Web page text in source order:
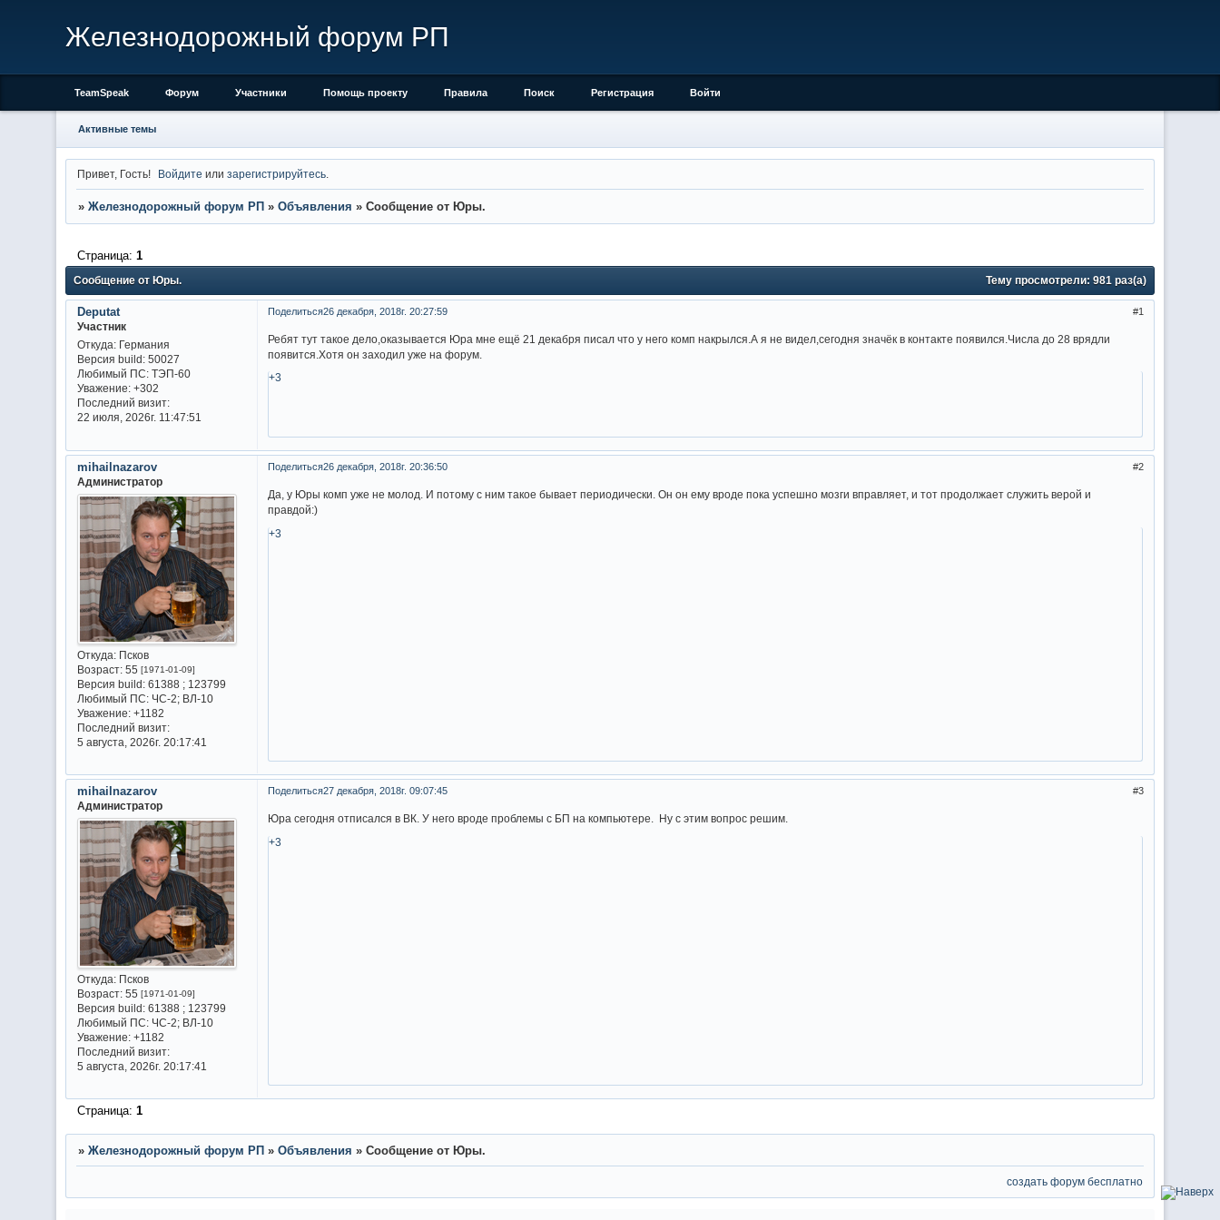
Железнодорожный форум РП
TeamSpeak Форум Участники Помощь проекту Правила Поиск Регистрация Войти
Активные темы
Привет, Гость! Войдите илизарегистрируйтесь
» Железнодорожный форум РП » Объявления » Сообщение от Юры.
Сообщение от Юры. Тему просмотрели: 981 раз(а)
Страница: 1
Поделиться 1
26 декабря, 2018г. 20:27:59
Deputat
Участник
Откуда:Германия
Версия build:50027
Любимый ПС:ТЭП-60
Уважение: +302
Последний визит:
22 июля, 2026г. 11:47:51
Ребят тут такое дело,оказывается Юра мне ещё 21 декабря писал что у него комп накрылся.А я не видел,сегодня значёк в контакте появился.Числа до 28 врядли
появится.Хотя он заходил уже на форум.
+3
Поделиться 2
26 декабря, 2018г. 20:36:50
mihailnazarov
Администратор
Откуда:Псков
Возраст:55 [1971-01-09]
Версия build:61388 ; 123799
Любимый ПС:ЧС-2; ВЛ-10
Уважение: +1182
Последний визит:
5 августа, 2026г. 20:17:41
Да, у Юры комп уже не молод. И потому с ним такое бывает периодически. Он он ему вроде пока успешно мозги вправляет, и тот продолжает служить верой и
правдой:)
+3
Поделиться 3
27 декабря, 2018г. 09:07:45
mihailnazarov
Администратор
Откуда:Псков
Возраст:55 [1971-01-09]
Версия build:61388 ; 123799
Любимый ПС:ЧС-2; ВЛ-10
Уважение: +1182
Последний визит:
5 августа, 2026г. 20:17:41
Юра сегодня отписался в ВК. У него вроде проблемы с БП на компьютере. Ну с этим вопрос решим.
+3
Страница: 1
» Железнодорожный форум РП » Объявления » Сообщение от Юры.
создать форум бесплатно